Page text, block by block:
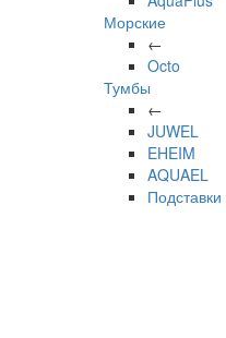
Морские
←
Octo
Тумбы
←
JUWEL
EHEIM
AQUAEL
Подставки